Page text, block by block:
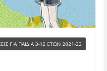
ΓΙΑ ΠΑΙΔΙΆ 3-12 ΕΤΏΝ 2021-22